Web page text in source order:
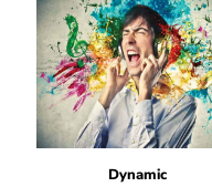
Dynamic